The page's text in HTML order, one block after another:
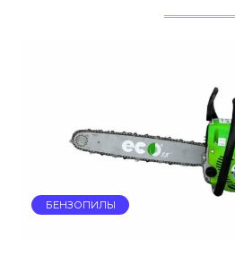
БЕНЗОПИЛЫ